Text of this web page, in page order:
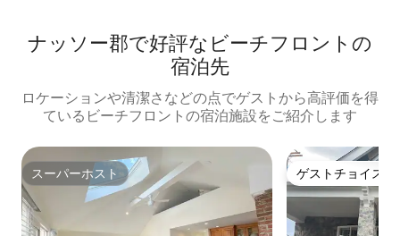
ナッソー郡で好評なビーチフロントの
宿泊先
ロケーションや清潔さなどの点でゲストから高評価を得
ているビーチフロントの宿泊施設をご紹介します
スーパーホスト
スーパーホスト ゲストチョイス
ゲストチョイス